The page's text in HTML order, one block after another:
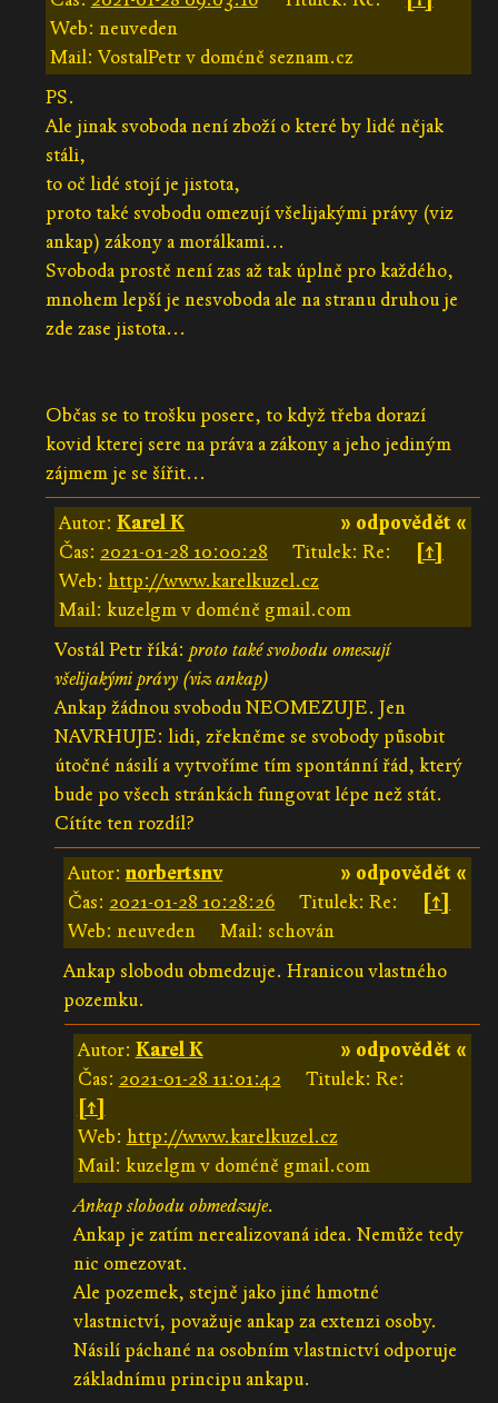
Web: neuveden
Mail: VostalPetr v doméně seznam.cz
PS.
Ale jinak svoboda není zboží o které by lidé nějak
stáli,
to oč lidé stojí je jistota,
proto také svobodu omezují všelijakými právy (viz
ankap) zákony a morálkami...
Svoboda prostě není zas až tak úplně pro každého,
mnohem lepší je nesvoboda ale na stranu druhou je
zde zase jistota...
Občas se to trošku posere, to když třeba dorazí
kovid kterej sere na práva a zákony a jeho jediným
zájmem je se šířit...
» odpovědět «
Autor: Karel K
Čas: 2021-01-28 10:00:28 Titulek: Re:
[↑]
Web: http://www.karelkuzel.cz
Mail: kuzelgm v doméně gmail.com
Vostál Petr říká: proto také svobodu omezují
všelijakými právy (viz ankap)
Ankap žádnou svobodu NEOMEZUJE. Jen
NAVRHUJE: lidi, zřekněme se svobody působit
útočné násilí a vytvoříme tím spontánní řád, který
bude po všech stránkách fungovat lépe než stát.
Cítíte ten rozdíl?
» odpovědět «
Autor:norbertsnv
Čas: 2021-01-28 10:28:26 Titulek: Re:
[↑]
Web: neuveden
Mail: schován
Ankap slobodu obmedzuje. Hranicou vlastného
pozemku.
» odpovědět «
Autor: Karel K
Čas: 2021-01-28 11:01:42
Titulek: Re:
[↑]
Web: http://www.karelkuzel.cz
Mail: kuzelgm v doméně gmail.com
Ankap slobodu obmedzuje.
Ankap je zatím nerealizovaná idea. Nemůže tedy
nic omezovat.
Ale pozemek, stejně jako jiné hmotné
vlastnictví, považuje ankap za extenzi osoby.
Násilí páchané na osobním vlastnictví odporuje
základnímu principu ankapu.